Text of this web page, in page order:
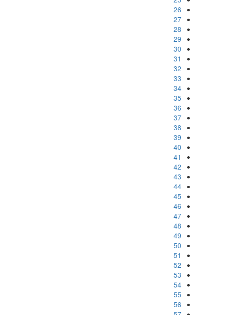
26
27
28
29
30
31
32
33
34
35
36
37
38
39
40
41
42
43
44
45
46
47
48
49
50
51
52
53
54
55
56